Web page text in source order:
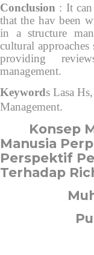
Conclusion : It
that the hav been
in a structure
cultural
providing
management.
Keywords Lasa
Management.
Konsep
Manusia
Perspektif
Terhadap